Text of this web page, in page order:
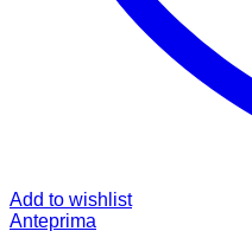
Add to wishlist
Anteprima